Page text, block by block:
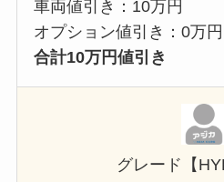
車両値引き：10万円
オプション値引き：0万円
合計10万円値引き
グレード【